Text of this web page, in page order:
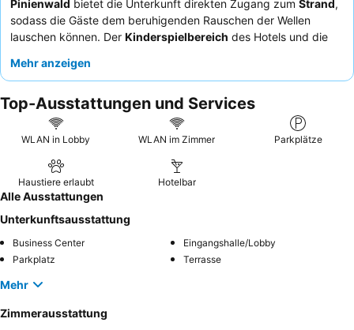
Pinienwald bietet die Unterkunft direkten Zugang zum Strand,
sodass die Gäste dem beruhigenden Rauschen der Wellen
lauschen können. Der Kinderspielbereich des Hotels und die
die aktive Freizeitgestaltung suchen. Die Gäste loben immer
Eigentümern und dem Team geschaffen wird, sowie das
vielfältige und reichhaltige Frühstück
hausgemachten Kuchen. Für ein wirklich einzigartiges Erlebnis
Tag über Erfrischungen anbietet.
Mehr anzeigen
Top-Ausstattungen und Services
WLAN in Lobby WLAN im Zimmer Parkplätze
Haustiere erlaubt Hotelbar
Alle Ausstattungen
Unterkunftsausstattung
Business Center
Eingangshalle/Lobby
Parkplatz
Terrasse
Mehr
Zimmerausstattung